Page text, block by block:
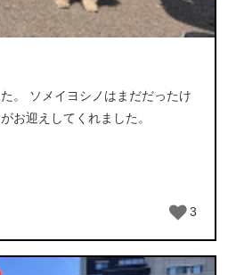
。 ソメイヨシノはまだだったけ
お迎えしてくれました。
3